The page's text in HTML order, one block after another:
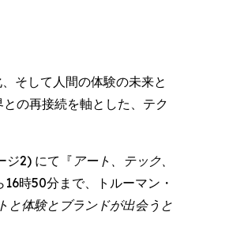
そして人間の体験の未来と
の再接続を軸とした、テク
ジ2) にて『 アート、テック、
時50分まで、トルーマン・
と体験とブランドが出会うと